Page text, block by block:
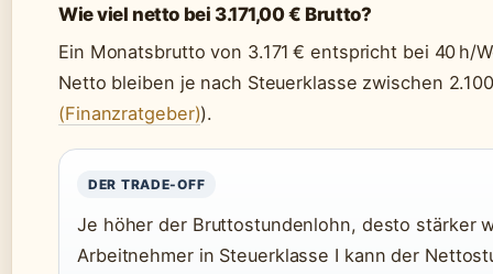
Wie viel netto bei 3.171,00 € Brutto?
Ein Monatsbrutto von 3.171 € entspricht bei 40 h/
Netto bleiben je nach Steuerklasse zwischen
(Finanzratgeber)).
DER TRADE-OFF
Je höher der Bruttostundenlohn, desto stärker
Arbeitnehmer in Steuerklasse I kann der